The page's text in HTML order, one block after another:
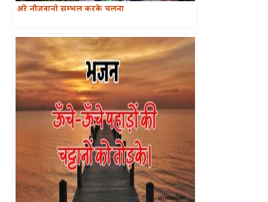
अरे नौजवानो सम्भल करके चलना